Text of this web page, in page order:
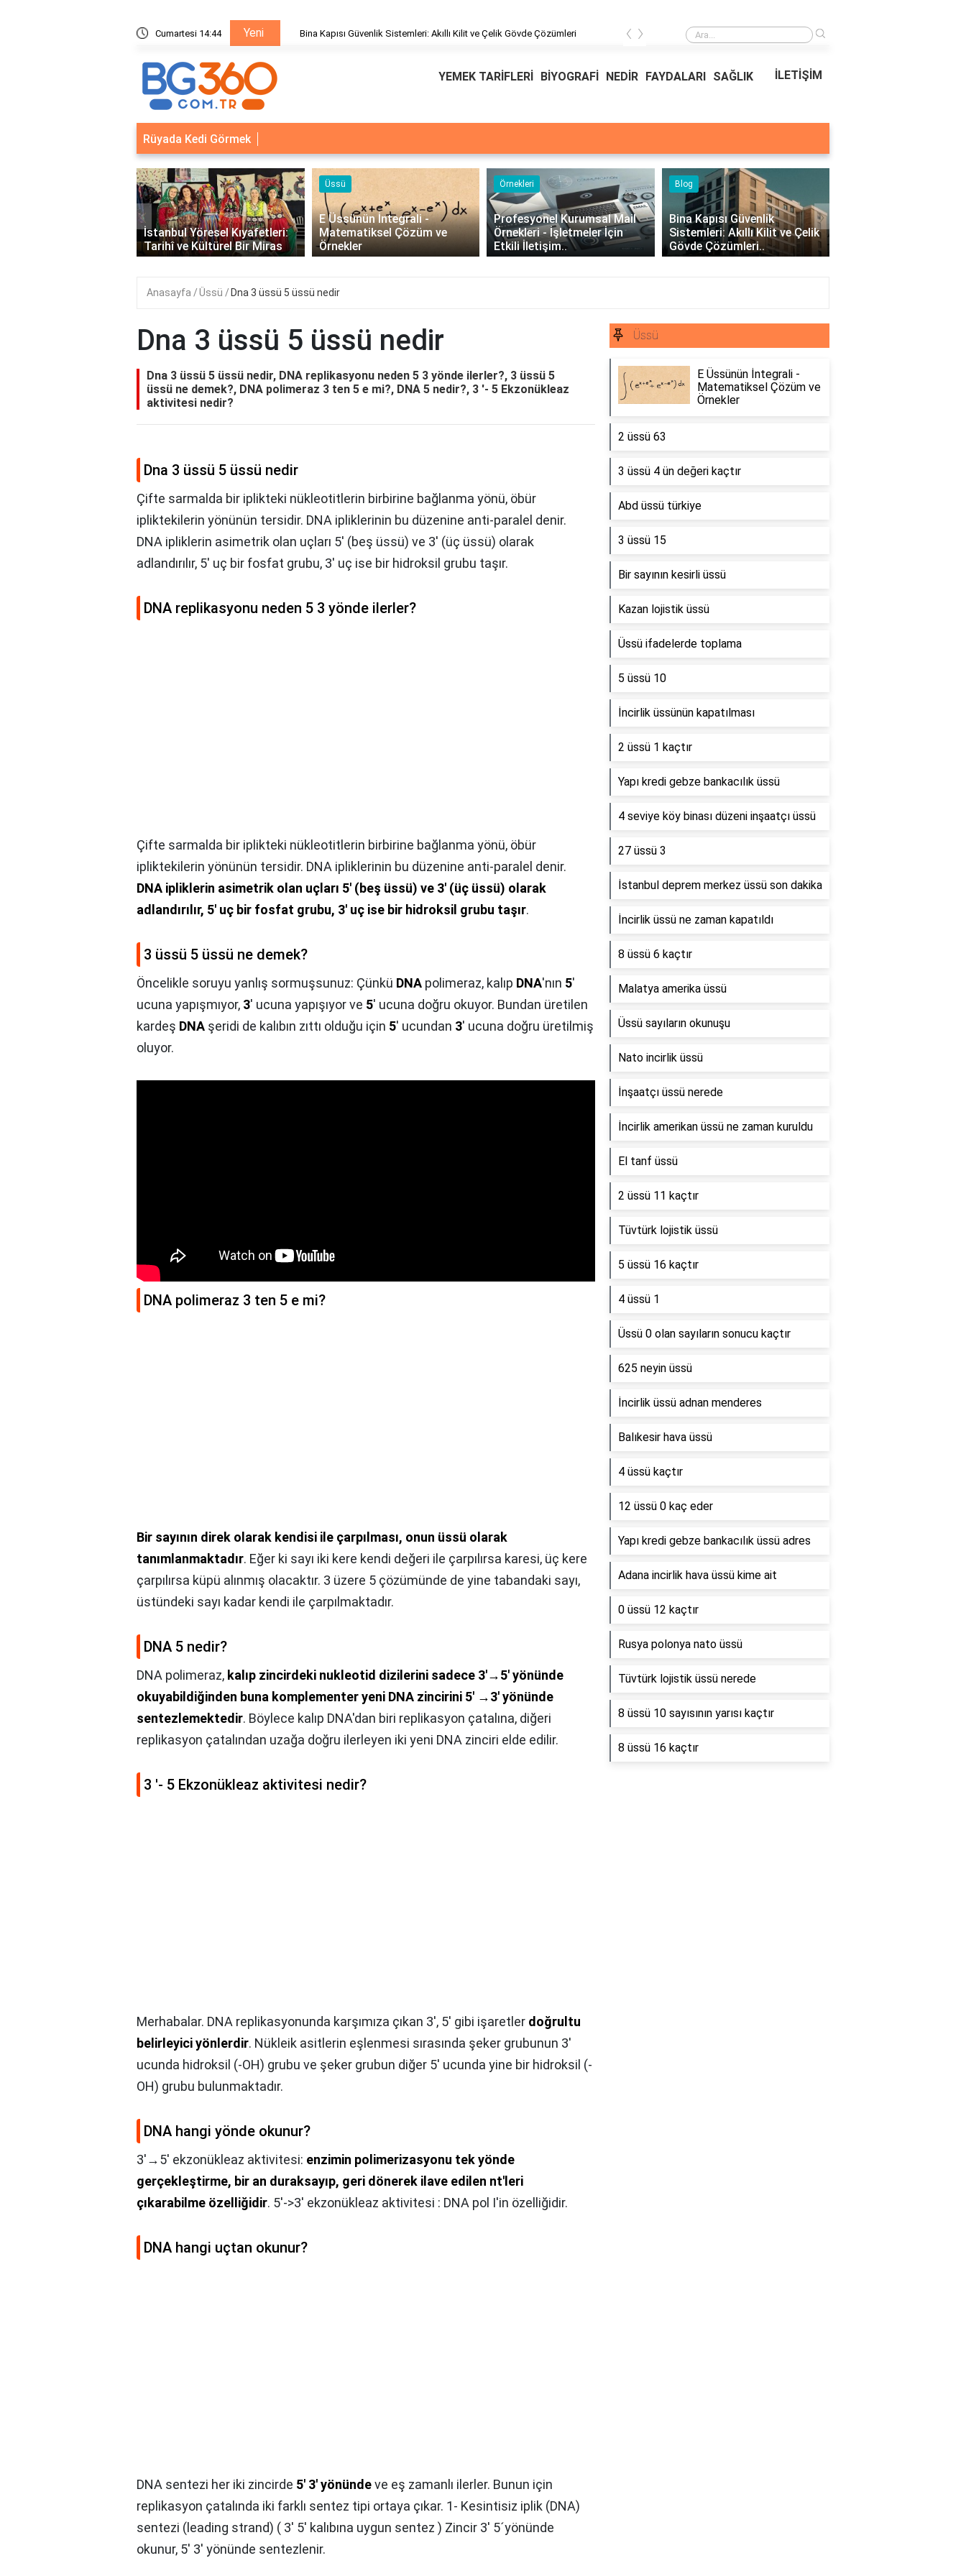
Cumartesi 14:44 Yeni
Sistemleri: Akıllı Kilit ve Çelik Gövde Çözümleri Bina Kapısı Güvenlik Sistemleri: Akıllı Kilit ve Çelik Gövde Çözümleri Bina Kapısı Güvenlik Sistemleri: Akıllı Kilit ve Çelik Gövde Çözümleri
‹ ›
YEMEK TARİFLERİ BİYOGRAFİ NEDİR FAYDALARI SAĞLIK İLETİŞİM
Rüyada Kedi Görmek
İstanbul Yöresel Kıyafetleri:
Tarihî ve Kültürel Bir Miras
Üssü
E Üssünün İntegrali -
Matematiksel Çözüm ve
Örnekler
Profesyonel Kurumsal Mail
Örnekleri - İşletmeler İçin
Etkili İletişim..
Blog
Bina Kapısı Güvenlik
Sistemleri: Akıllı Kilit ve Çelik
Gövde Çözümleri..
Kıvırcık Marul mu, Düz Marul
mu Daha Faydalı?
‹ ›
Anasayfa Üssü Dna 3 üssü 5 üssü nedir
Dna 3 üssü 5 üssü nedir
Dna 3 üssü 5 üssü nedir, DNA replikasyonu neden 5 3 yönde ilerler?, 3 üssü 5
üssü ne demek?, DNA polimeraz 3 ten 5 e mi?, DNA 5 nedir?, 3 '- 5 Ekzonükleaz
aktivitesi nedir?
Dna 3 üssü 5 üssü nedir
Çifte sarmalda bir iplikteki nükleotitlerin birbirine bağlanma yönü, öbür
ipliktekilerin yönünün tersidir. DNA ipliklerinin bu düzenine anti-paralel denir.
DNA ipliklerin asimetrik olan uçları 5' (beş üssü) ve 3' (üç üssü) olarak
adlandırılır, 5' uç bir fosfat grubu, 3' uç ise bir hidroksil grubu taşır.
DNA replikasyonu neden 5 3 yönde ilerler?
Çifte sarmalda bir iplikteki nükleotitlerin birbirine bağlanma yönü, öbür
ipliktekilerin yönünün tersidir. DNA ipliklerinin bu düzenine anti-paralel denir.
DNA ipliklerin asimetrik olan uçları 5' (beş üssü) ve 3' (üç üssü) olarak
adlandırılır, 5' uç bir fosfat grubu, 3' uç ise bir hidroksil grubu taşır.
3 üssü 5 üssü ne demek?
Öncelikle soruyu yanlış sormuşsunuz: Çünkü DNA polimeraz, kalıp DNA'nın 5'
ucuna yapışmıyor, 3' ucuna yapışıyor ve 5' ucuna doğru okuyor. Bundan üretilen
kardeş DNA şeridi de kalıbın zıttı olduğu için 5' ucundan 3' ucuna doğru üretilmiş
oluyor.
DNA polimeraz 3 ten 5 e mi?
Bir sayının direk olarak kendisi ile çarpılması, onun üssü olarak
tanımlanmaktadır. Eğer ki sayı iki kere kendi değeri ile çarpılırsa karesi, üç kere
çarpılırsa küpü alınmış olacaktır. 3 üzere 5 çözümünde de yine tabandaki sayı,
üstündeki sayı kadar kendi ile çarpılmaktadır.
DNA 5 nedir?
DNA polimeraz, kalıp zincirdeki nukleotid dizilerini sadece 3'→5' yönünde
okuyabildiğinden buna komplementer yeni DNA zincirini 5' →3' yönünde
sentezlemektedir. Böylece kalıp DNA'dan biri replikasyon çatalına, diğeri
replikasyon çatalından uzağa doğru ilerleyen iki yeni DNA zinciri elde edilir.
3 '- 5 Ekzonükleaz aktivitesi nedir?
Merhabalar. DNA replikasyonunda karşımıza çıkan 3', 5' gibi işaretler doğrultu
belirleyici yönlerdir. Nükleik asitlerin eşlenmesi sırasında şeker grubunun 3'
ucunda hidroksil (-OH) grubu ve şeker grubun diğer 5' ucunda yine bir hidroksil (-
OH) grubu bulunmaktadır.
DNA hangi yönde okunur?
3'→5' ekzonükleaz aktivitesi: enzimin polimerizasyonu tek yönde
gerçekleştirme, bir an duraksayıp, geri dönerek ilave edilen nt'leri
çıkarabilme özelliğidir. 5'->3' ekzonükleaz aktivitesi : DNA pol I'in özelliğidir.
DNA hangi uçtan okunur?
DNA sentezi her iki zincirde 5′ 3′ yönündeve eş zamanlı ilerler. Bunun için
replikasyon çatalında iki farklı sentez tipi ortaya çıkar. 1- Kesintisiz iplik (DNA)
sentezi (leading strand) ( 3' 5' kalıbına uygun sentez ) Zincir 3' 5´yönünde
okunur, 5' 3' yönünde sentezlenir.
Üssü
E Üssünün İntegrali -
Matematiksel Çözüm ve
Örnekler
2 üssü 63
3 üssü 4 ün değeri kaçtır
Abd üssü türkiye
3 üssü 15
Bir sayının kesirli üssü
Kazan lojistik üssü
Üssü ifadelerde toplama
5 üssü 10
İncirlik üssünün kapatılması
2 üssü 1 kaçtır
Yapı kredi gebze bankacılık üssü
4 seviye köy binası düzeni inşaatçı üssü
27 üssü 3
İstanbul deprem merkez üssü son dakika
İncirlik üssü ne zaman kapatıldı
8 üssü 6 kaçtır
Malatya amerika üssü
Üssü sayıların okunuşu
Nato incirlik üssü
İnşaatçı üssü nerede
İncirlik amerikan üssü ne zaman kuruldu
El tanf üssü
2 üssü 11 kaçtır
Tüvtürk lojistik üssü
5 üssü 16 kaçtır
4 üssü 1
Üssü 0 olan sayıların sonucu kaçtır
625 neyin üssü
İncirlik üssü adnan menderes
Balıkesir hava üssü
4 üssü kaçtır
12 üssü 0 kaç eder
Yapı kredi gebze bankacılık üssü adres
Adana incirlik hava üssü kime ait
0 üssü 12 kaçtır
Rusya polonya nato üssü
Tüvtürk lojistik üssü nerede
8 üssü 10 sayısının yarısı kaçtır
8 üssü 16 kaçtır